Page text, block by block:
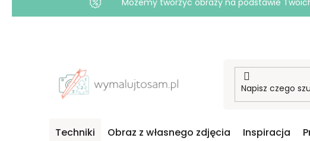
Możemy tworzyć obrazy na podstawie
Techniki Obraz z własnego zdjęcia Inspiracja